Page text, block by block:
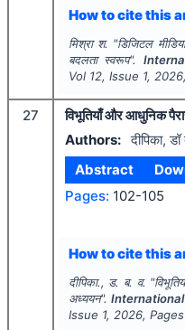
How to cite this
मिश्रा श. "डिजिटल
बदलता स्वरूप".
Vol 12, Issue 1, 2026
27
विभूतियाँ और आधुनिक
Authors: दीपिका,
Abstract
Pages: 102-105
How to cite this
दीपिका., ड. ब. व. "
अध्ययन".
Issue 1, 2026, Pages